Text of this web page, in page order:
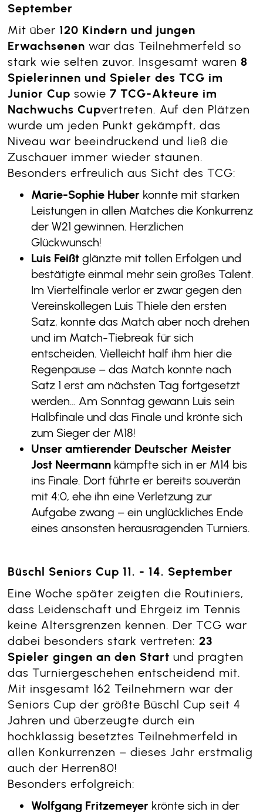
September
Mit über 120 Kindern und jungen
Erwachsenen war das Teilnehmerfeld so
stark wie selten zuvor. Insgesamt waren8
Spielerinnen und Spieler des TCG im
Junior Cup sowie7 TCG-Akteure im
Nachwuchs Cupvertreten. Auf den Plätzen
wurde um jeden Punkt gekämpft, das
Niveau war beeindruckend und ließ die
Zuschauer immer wieder staunen.
Besonders erfreulich aus Sicht des TCG:
Marie-Sophie Huber konnte mit starken
Leistungen in allen Matches die Konkurrenz
der W21 gewinnen. Herzlichen
Glückwunsch!
Luis Feißt glänzte mit tollen Erfolgen und
bestätigte einmal mehr sein großes Talent.
Im Viertelfinale verlor er zwar gegen den
Vereinskollegen Luis Thiele den ersten
Satz, konnte das Match aber noch drehen
und im Match-Tiebreak für sich
entscheiden. Vielleicht half ihm hier die
Regenpause – das Match konnte nach
Satz 1 erst am nächsten Tag fortgesetzt
werden… Am Sonntag gewann Luis sein
Halbfinale und das Finale und krönte sich
zum Sieger der M18!
Unser amtierender Deutscher Meister
Jost Neermann kämpfte sich in er M14 bis
ins Finale. Dort führte er bereits souverän
mit 4:0, ehe ihn eine Verletzung zur
Aufgabe zwang – ein unglückliches Ende
eines ansonsten herausragenden Turniers.
Büschl Seniors Cup 11. - 14. September
Eine Woche später zeigten die Routiniers,
dass Leidenschaft und Ehrgeiz im Tennis
keine Altersgrenzen kennen. Der TCG war
dabei besonders stark vertreten:23
Spieler gingen an den Start und prägten
das Turniergeschehen entscheidend mit.
Mit insgesamt 162 Teilnehmern war der
Seniors Cup der größte Büschl Cup seit 4
Jahren und überzeugte durch ein
hochklassig besetztes Teilnehmerfeld in
allen Konkurrenzen – dieses Jahr erstmalig
auch der Herren80!
Besonders erfolgreich:
Wolfgang Fritzemeyer krönte sich in der